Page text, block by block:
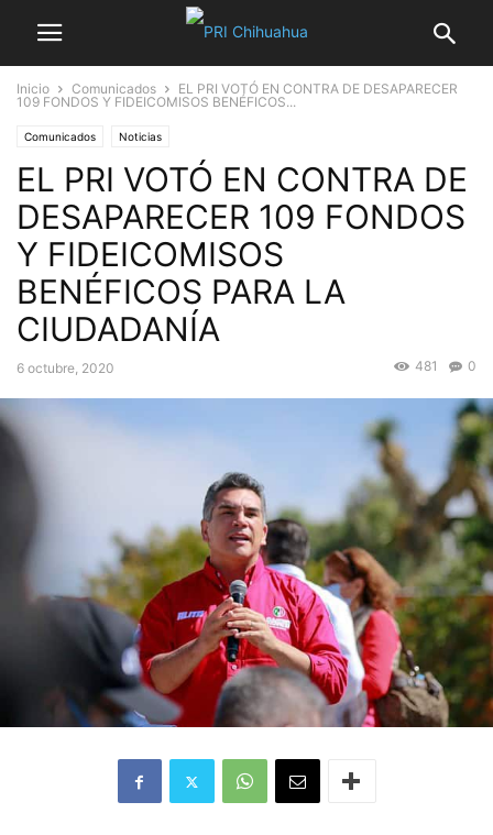
Inicio Comunicados
EL PRI VOTÓ EN CONTRA DE DESAPARECER
109 FONDOS Y FIDEICOMISOS BENÉFICOS...
Comunicados Noticias
EL PRI VOTÓ EN CONTRA DE
DESAPARECER 109 FONDOS
Y FIDEICOMISOS
BENÉFICOS PARA LA
CIUDADANÍA
6 octubre, 2020 0
481